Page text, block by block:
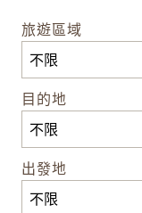
旅遊區域
目的地
出發地